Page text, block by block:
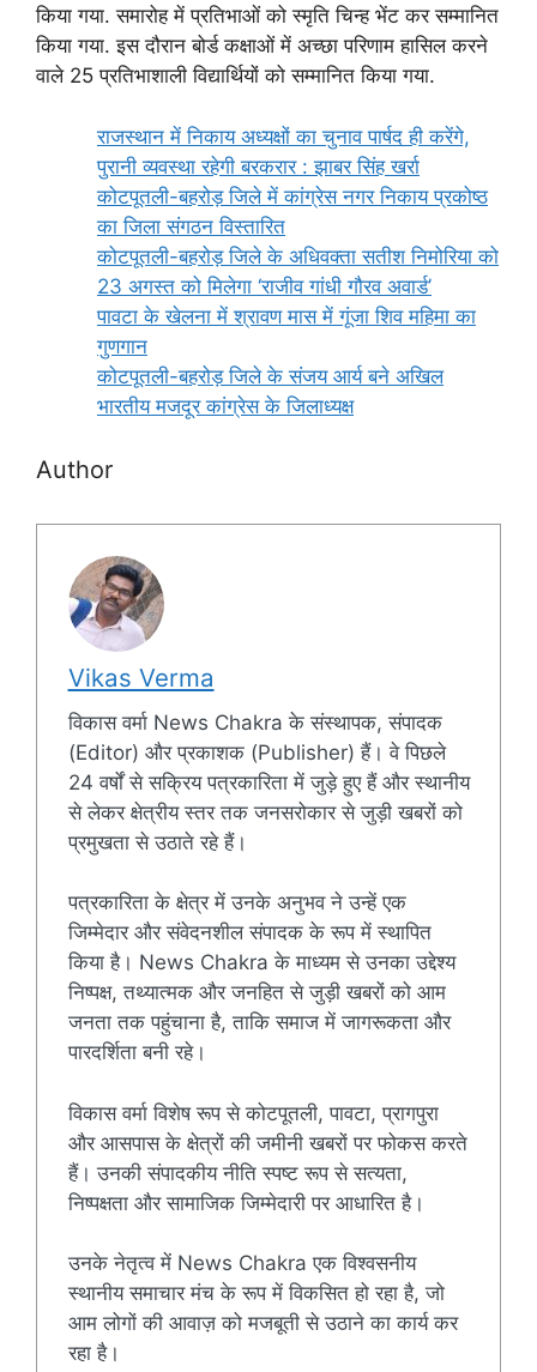
किया गया. समारोह में प्रतिभाओं को स्मृति चिन्ह भेंट कर सम्मानित
किया गया. इस दौरान बोर्ड कक्षाओं में अच्छा परिणाम हासिल करने
वाले 25 प्रतिभाशाली विद्यार्थियों को सम्मानित किया गया.
राजस्थान में निकाय अध्यक्षों का चुनाव पार्षद ही करेंगे,
पुरानी व्यवस्था रहेगी बरकरार : झाबर सिंह खर्रा
कोटपूतली-बहरोड़ जिले में कांग्रेस नगर निकाय प्रकोष्ठ
का जिला संगठन विस्तारित
कोटपूतली-बहरोड़ जिले के अधिवक्ता सतीश निमोरिया को
23 अगस्त को मिलेगा ‘राजीव गांधी गौरव अवार्ड’
पावटा के खेलना में श्रावण मास में गूंजा शिव महिमा का
गुणगान
कोटपूतली-बहरोड़ जिले के संजय आर्य बने अखिल
भारतीय मजदूर कांग्रेस के जिलाध्यक्ष
Author
Vikas Verma
विकास वर्मा News Chakra के संस्थापक, संपादक
(Editor) और प्रकाशक (Publisher) हैं। वे पिछले
24 वर्षों से सक्रिय पत्रकारिता में जुड़े हुए हैं और स्थानीय
से लेकर क्षेत्रीय स्तर तक जनसरोकार से जुड़ी खबरों को
प्रमुखता से उठाते रहे हैं।
पत्रकारिता के क्षेत्र में उनके अनुभव ने उन्हें एक
जिम्मेदार और संवेदनशील संपादक के रूप में स्थापित
किया है। News Chakra के माध्यम से उनका उद्देश्य
निष्पक्ष, तथ्यात्मक और जनहित से जुड़ी खबरों को आम
जनता तक पहुंचाना है, ताकि समाज में जागरूकता और
पारदर्शिता बनी रहे।
विकास वर्मा विशेष रूप से कोटपूतली, पावटा, प्रागपुरा
और आसपास के क्षेत्रों की जमीनी खबरों पर फोकस करते
हैं। उनकी संपादकीय नीति स्पष्ट रूप से सत्यता,
निष्पक्षता और सामाजिक जिम्मेदारी पर आधारित है।
उनके नेतृत्व में News Chakra एक विश्वसनीय
स्थानीय समाचार मंच के रूप में विकसित हो रहा है, जो
आम लोगों की आवाज़ को मजबूती से उठाने का कार्य कर
रहा है।